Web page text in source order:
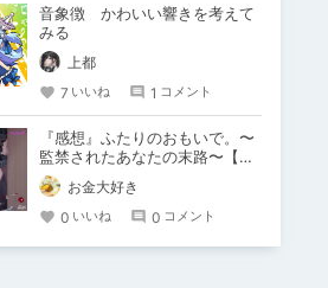
音象徴 かわいい響きを考えて
みる
上都
7 いいね 1 コメント
『感想』ふたりのおもいで。〜
監禁されたあなたの末路〜【が
るまに限定特典付き】
お金大好き
0 いいね 0 コメント